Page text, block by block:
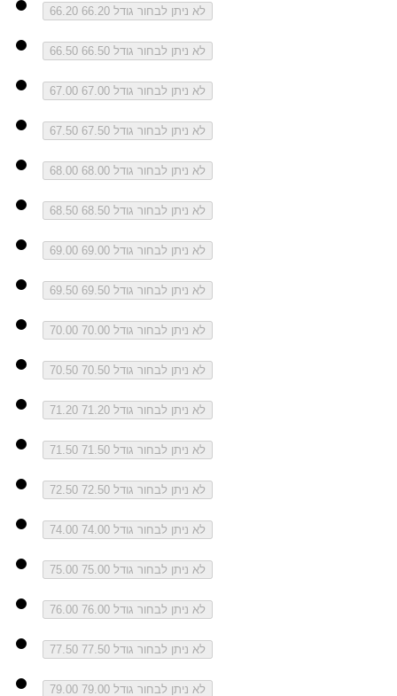
66.20 לא ניתן לבחור גודל 66.20
66.50 לא ניתן לבחור גודל 66.50
67.00 לא ניתן לבחור גודל 67.00
67.50 לא ניתן לבחור גודל 67.50
68.00 לא ניתן לבחור גודל 68.00
68.50 לא ניתן לבחור גודל 68.50
69.00 לא ניתן לבחור גודל 69.00
69.50 לא ניתן לבחור גודל 69.50
70.00 לא ניתן לבחור גודל 70.00
70.50 לא ניתן לבחור גודל 70.50
71.20 לא ניתן לבחור גודל 71.20
71.50 לא ניתן לבחור גודל 71.50
72.50 לא ניתן לבחור גודל 72.50
74.00 לא ניתן לבחור גודל 74.00
75.00 לא ניתן לבחור גודל 75.00
76.00 לא ניתן לבחור גודל 76.00
77.50 לא ניתן לבחור גודל 77.50
79.00 לא ניתן לבחור גודל 79.00